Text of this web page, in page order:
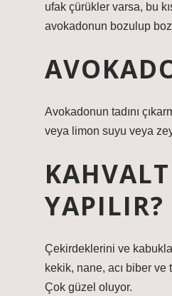
ufak çürükler varsa, bu
avokadonun bozulup
Avokadonun tadını
veya limon suyu veya
YAPILIR?
Çekirdeklerini ve
kekik, nane, acı biber ve
Çok güzel oluyor.